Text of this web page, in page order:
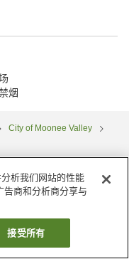
烟
City of Moonee Valley
析我们网站的性能
告商和分析商分享与
接受所有